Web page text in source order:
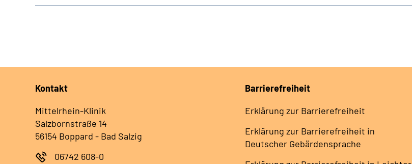
Kontakt
Mittelrhein-Klinik
Salzbornstraße 14
56154 Boppard - Bad Salzig
06742 608-0
Barrierefreiheit
Erklärung zur Barrierefreiheit
Erklärung zur Barrierefreiheit in
Deutscher Gebärdensprache